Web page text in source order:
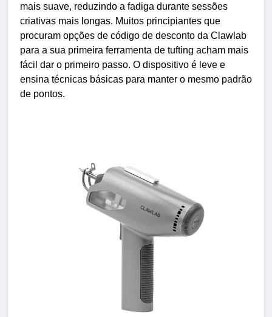
mais suave, reduzindo a fadiga durante sessões
criativas mais longas. Muitos principiantes que
procuram opções de código de desconto da Clawlab
para a sua primeira ferramenta de tufting acham mais
fácil dar o primeiro passo. O dispositivo é leve e
ensina técnicas básicas para manter o mesmo padrão
de pontos.